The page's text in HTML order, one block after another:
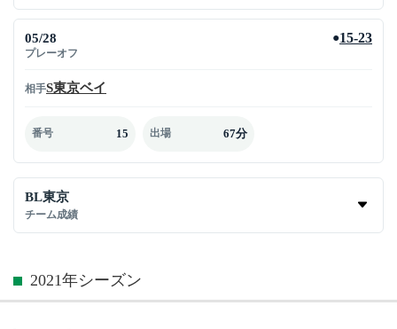
05/28
プレーオフ
●15-23
相手S東京ベイ
番号 15 出場 67分
BL東京
チーム成績
2021年シーズン